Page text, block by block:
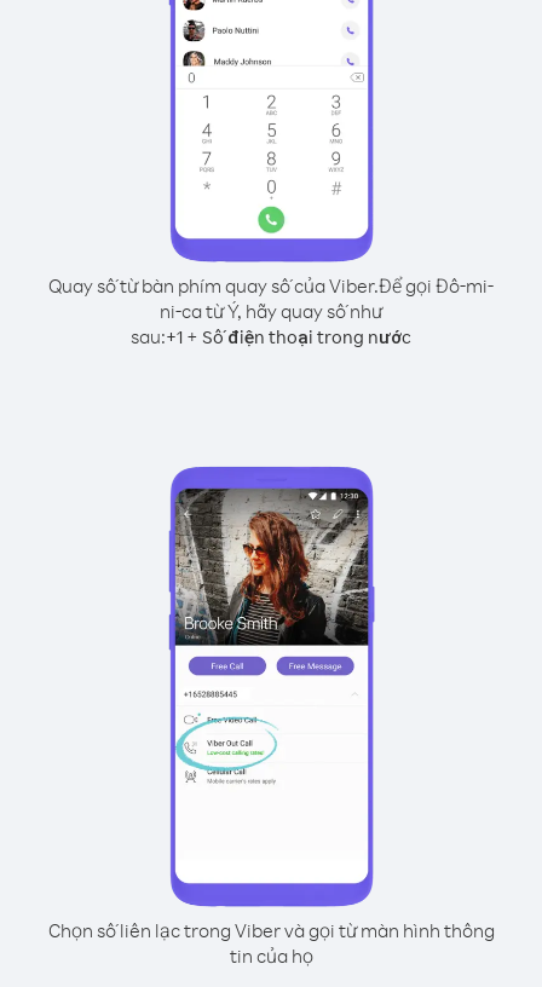
Quay số từ bàn phím quay số của Viber.Để gọi Đô-mi-
ni-ca từ Ý, hãy quay số như
sau:+1 + Số điện thoại trong nước
Chọn số liên lạc trong Viber và gọi từ màn hình thông
tin của họ